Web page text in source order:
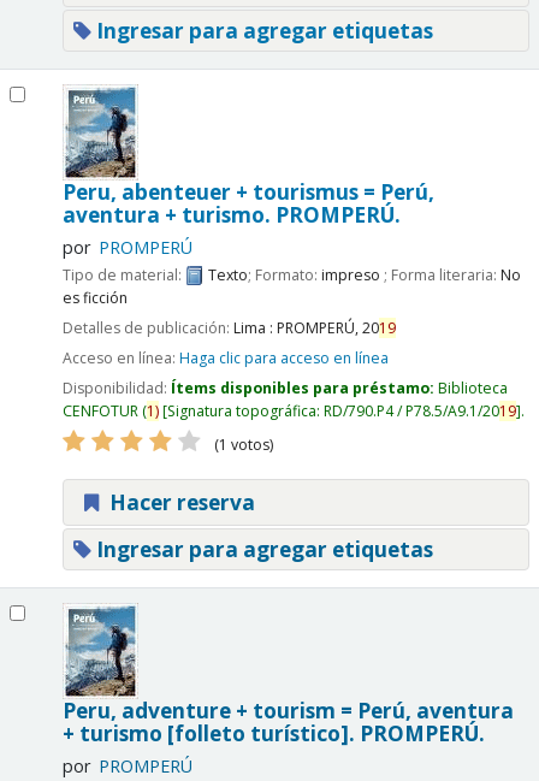
Ingresar para agregar etiquetas
Peru, abenteuer + tourismus = Perú,
aventura + turismo. PROMPERÚ.
por PROMPERÚ
Tipo de material: Texto; Formato: impreso ; Forma literaria: No
es ficción
Detalles de publicación: Lima : PROMPERÚ,2019
Acceso en línea: Haga clic para acceso en línea
Disponibilidad: Ítems disponibles para préstamo: Biblioteca
CENFOTUR(1) Signatura topográfica: RD/790.P4 / P78.5/A9.1/2019 .
(1 votos)
Hacer reserva
Ingresar para agregar etiquetas
Peru, adventure + tourism = Perú, aventura
+ turismo [folleto turístico]. PROMPERÚ.
por PROMPERÚ